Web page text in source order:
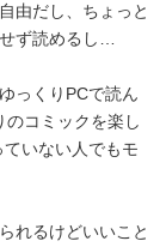
由だし、ちょっと
ず読めるし…
っくりPCで読ん
コミックを楽し
いない人でもモ
れるけどいいこと